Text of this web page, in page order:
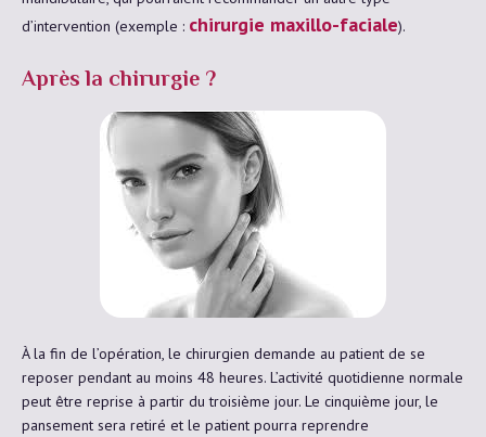
d’intervention (exemple : chirurgie maxillo-faciale).
Après la chirurgie ?
À la fin de l’opération, le chirurgien demande au patient de se
reposer pendant au moins 48 heures. L’activité quotidienne normale
peut être reprise à partir du troisième jour. Le cinquième jour, le
pansement sera retiré et le patient pourra reprendre